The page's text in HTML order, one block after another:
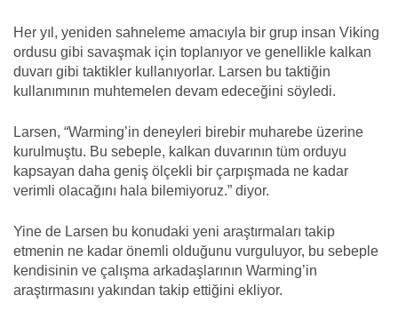
Her yıl, yeniden sahneleme amacıyla bir grup insan Viking
ordusu gibi savaşmak için toplanıyor ve genellikle kalkan
duvarı gibi taktikler kullanıyorlar. Larsen bu taktiğin
kullanımının muhtemelen devam edeceğini söyledi.
Larsen, “Warming’in deneyleri birebir muharebe üzerine
kurulmuştu. Bu sebeple, kalkan duvarının tüm orduyu
kapsayan daha geniş ölçekli bir çarpışmada ne kadar
verimli olacağını hala bilemiyoruz.” diyor.
Yine de Larsen bu konudaki yeni araştırmaları takip
etmenin ne kadar önemli olduğunu vurguluyor, bu sebeple
kendisinin ve çalışma arkadaşlarının Warming’in
araştırmasını yakından takip ettiğini ekliyor.